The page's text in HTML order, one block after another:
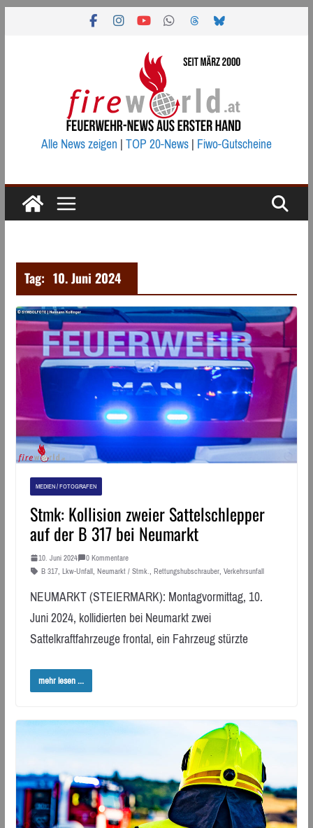
Alle News zeigen|TOP 20-News|Fiwo-Gutscheine
Tag: 10. Juni 2024
MEDIEN / FOTOGRAFEN
Stmk: Kollision zweier Sattelschlepper
auf der B 317 bei Neumarkt
10. Juni 2024
0 Kommentare
B 317, Lkw-Unfall, Neumarkt / Stmk., Rettungshubschrauber, Verkehrsunfall
NEUMARKT (STEIERMARK): Montagvormittag, 10.
Juni 2024, kollidierten bei Neumarkt zwei
Sattelkraftfahrzeuge frontal, ein Fahrzeug stürzte
mehr lesen ...